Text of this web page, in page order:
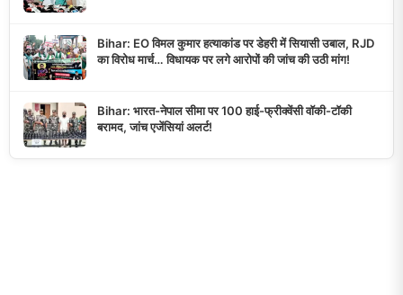
Bihar: EO विमल कुमार हत्याकांड पर डेहरी में सियासी उबाल, RJD
का विरोध मार्च… विधायक पर लगे आरोपों की जांच की उठी मांग!
Bihar: भारत-नेपाल सीमा पर 100 हाई-फ्रीक्वेंसी वॉकी-टॉकी
बरामद, जांच एजेंसियां अलर्ट!